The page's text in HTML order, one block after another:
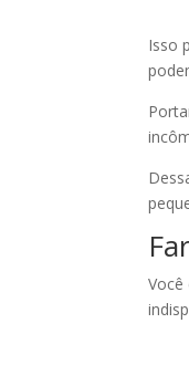
Isso